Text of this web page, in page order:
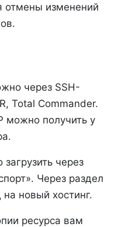
отмены изменений
через SSH-
Total Commander.
можно получить у
через
Через раздел
новый хостинг.
ресурса вам